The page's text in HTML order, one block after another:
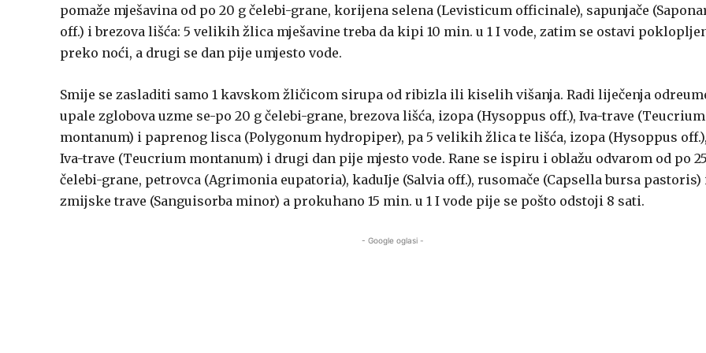
pomaže mješavina od po 20 g čelebi-grane, korijena selena (Levisticum officinale), sapunjače
off.) i brezova lišća: 5 velikih žlica mješavine treba da kipi 10 min. u 1 I vode, zatim se ostavi
preko noći, a drugi se dan pije umjesto vode.
Smije se zasladiti samo 1 kavskom žličicom sirupa od ribizla ili kiselih višanja. Radi liječenja
upale zglobova uzme se-po 20 g čelebi-grane, brezova lišća, izopa (Hysoppus off.), Iva-trave (Teucrium
montanum) i paprenog lisca (Polygonum hydropiper), pa 5 velikih žlica te lišća, izopa (Hysoppus off.),
Iva-trave (Teucrium montanum) i drugi dan pije mjesto vode. Rane se ispiru i oblažu odvarom od po
čelebi-grane, petrovca (Agrimonia eupatoria), kaduIje (Salvia off.), rusomače (Capsella bursa pastoris)
zmijske trave (Sanguisorba minor) a prokuhano 15 min. u 1 I vode pije se pošto odstoji 8 sati.
- Google oglasi -